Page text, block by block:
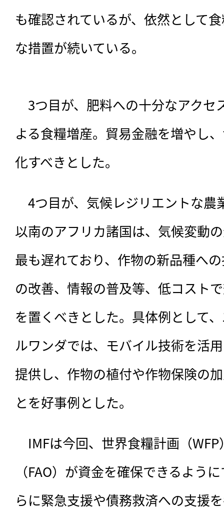
も確認されているが、依然として
な措置が続いている。
3つ目が、肥料への十分なアクセ
よる食糧増産。貿易金融を増やし
化すべきとした。
4つ目が、気候レジリエントな農
以南のアフリカ諸国は、気候変動
最も遅れており、作物の新品種へ
の改善、情報の普及等、低コスト
を置くべきとした。具体例として
ルワンダでは、モバイル技術を活
提供し、作物の植付や作物保険の
とを好事例とした。
IMFは今回、世界食糧計画（
（FAO）が資金を確保できるよう
らに緊急支援や債務救済への支援